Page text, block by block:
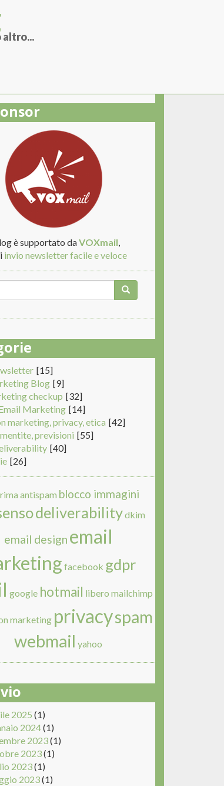
altro...
è supportato daVOXmail,
invio newsletter facile e veloce
[15]
Blog [9]
checkup [32]
Marketing [14]
marketing, privacy, etica [42]
previsioni [55]
[40]
[26]
antispam blocco immagini
deliverabilitydkim
email design email
facebook gdpr
google hotmail libero mailchimp
marketing privacyspam
webmail yahoo
2025 (1)
2024(1)
2023(1)
2023(1)
2023(1)
2023(1)